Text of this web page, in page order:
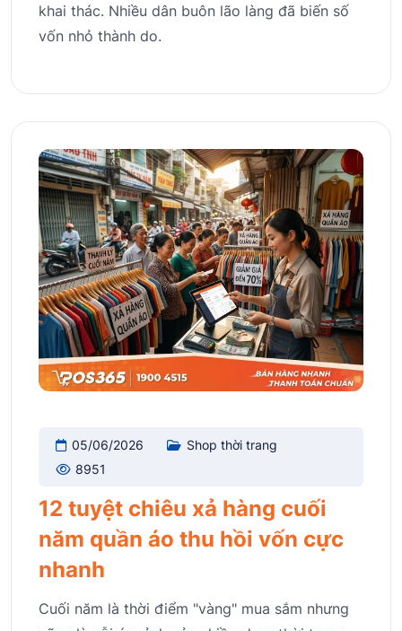
khai thác. Nhiều dân buôn lão làng đã biến số
vốn nhỏ thành do.
05/06/2026
Shop thời trang
8951
12 tuyệt chiêu xả hàng cuối
năm quần áo thu hồi vốn cực
nhanh
Cuối năm là thời điểm "vàng" mua sắm nhưng